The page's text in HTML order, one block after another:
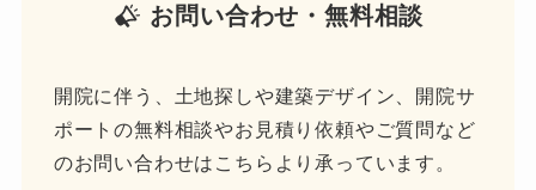
お問い合わせ・無料相談
開院に伴う、土地探しや建築デザイン、開院サ
ポートの無料相談やお見積り依頼やご質問など
のお問い合わせはこちらより承っています。